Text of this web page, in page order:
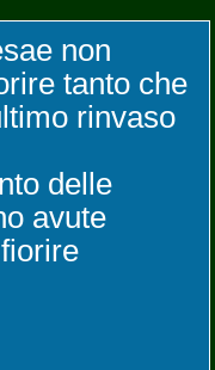
non
tanto che
rinvaso
delle
avute